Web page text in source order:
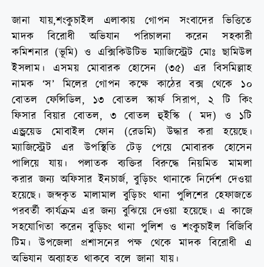
জানা যায়,শংকুচাইল এলাকায় গোপন সংবাদের ভিত্তিতে
মাদক বিরোধী অভিযান পরিচালনা করেন সহকারী
কমিশনার (ভূমি) ও এক্সিকিউটিভ ম্যাজিস্ট্রেট মোঃ ছামিউল
ইসলাম। এসময় মোবারক হোসেন (৩৫) এর বিসমিল্লাহ
নামক ‘স’ মিলের গোপন কক্ষে কাঠের বক্স থেকে ১০
বোতল ফেন্সিডিল, ১৩ বোতল স্কার্ফ সিরাপ, ২ টি কিং
ফিসার বিয়ার বোতল, ৩ বোতল হুইস্কি ( মদ) ও ১টি
এন্ড্রয়েড মোবাইল ফোন (রেডমি) উদ্ধার করা হয়েছে।
ম্যাজিস্ট্রেট এর উপস্থিতি টেড় পেয়ে মোবারক হোসেন
পালিয়ে যায়। পলাতক ব্যক্তির বিরুদ্ধে নিয়মিত মামলা
করার জন্য অফিসার ইনচার্জ, বুড়িচং থানাকে নির্দেশ দেওয়া
হয়েছে। জব্দকৃত মালামাল বুড়িচং থানা পুলিশের হেফাজতে
পরবর্তী কার্যক্রম এর জন্য বুঝিয়ে দেওয়া হয়েছে। এ কাজে
সহযোগিতা করেন বুড়িচং থানা পুলিশ ও শংকুচাইল বিজিবি
টিম। উপজেলা প্রশাসনের পক্ষ থেকে মাদক বিরোধী এ
অভিযান অব্যাহত থাকবে বলে জানা যায়।